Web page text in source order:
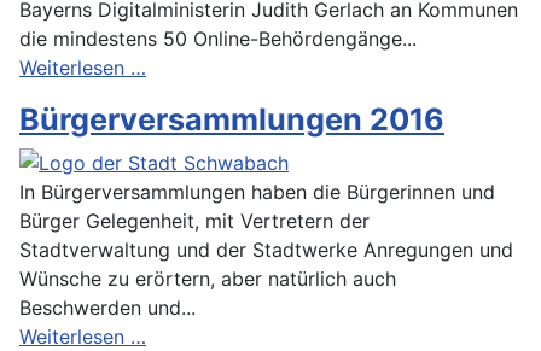
Bayerns Digitalministerin Judith Gerlach an Kommunen
die mindestens 50 Online-Behördengänge...
Weiterlesen …
Bürgerversammlungen 2016
In Bürgerversammlungen haben die Bürgerinnen und
Bürger Gelegenheit, mit Vertretern der
Stadtverwaltung und der Stadtwerke Anregungen und
Wünsche zu erörtern, aber natürlich auch
Beschwerden und...
Weiterlesen …